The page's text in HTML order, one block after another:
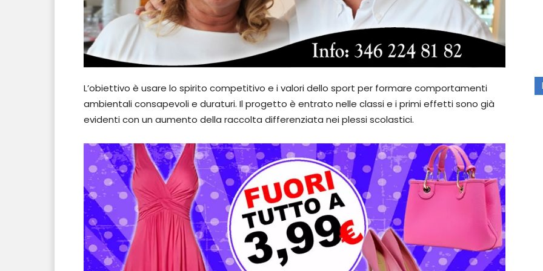
L’obiettivo è usare lo spirito competitivo e i valori dello sport per formare comportamenti
ambientali consapevoli e duraturi. Il progetto è entrato nelle classi e i primi effetti sono già
evidenti con un aumento della raccolta differenziata nei plessi scolastici.